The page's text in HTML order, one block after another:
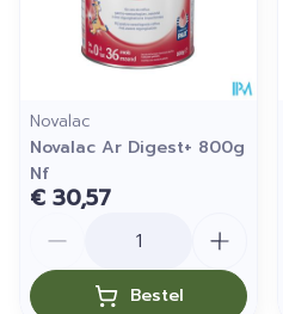
Novalac
Novalac Ar Digest+ 800g
Nf
€ 30,57
Bestel